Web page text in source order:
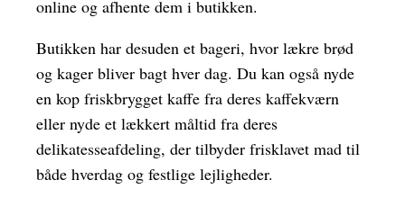
online og afhente dem i butikken.
Butikken har desuden et bageri, hvor lækre brød
og kager bliver bagt hver dag. Du kan også nyde
en kop friskbrygget kaffe fra deres kaffekværn
eller nyde et lækkert måltid fra deres
delikatesseafdeling, der tilbyder frisklavet mad til
både hverdag og festlige lejligheder.